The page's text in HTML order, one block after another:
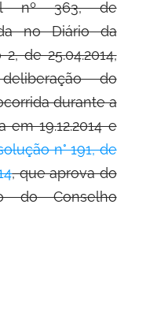
nº 363, de
no Diário da
de 25.04.2014,
do
durante a
em 19.12.2014 e
n° 191, de
, que aprova do
do Conselho